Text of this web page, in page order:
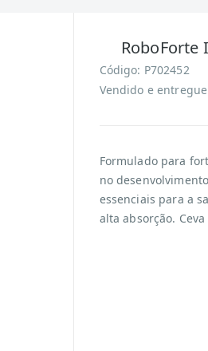
RoboForte
Código: P702452
Vendido e
Formulado para
no
essenciais para a
alta absorção. Ceva